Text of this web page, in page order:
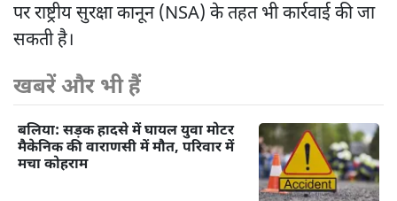
पर राष्ट्रीय सुरक्षा कानून (NSA) के तहत भी कार्रवाई की जा
सकती है।
खबरें और भी हैं
बलिया: सड़क हादसे में घायल युवा मोटर
मैकेनिक की वाराणसी में मौत, परिवार में
मचा कोहराम